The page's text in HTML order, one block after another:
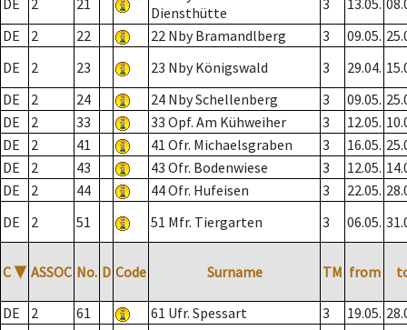
DE 2 21
Diensthütte
3 13.05.
DE
2 22 22 Nby Bramandlberg 3 09.05.
DE
2 23 23 Nby Königswald 3 29.04.
DE
2 24 24 Nby Schellenberg 3 09.05.
DE
2 33 33 Opf. Am Kühweiher 3 12.05.
DE
2 41 41 Ofr. Michaelsgraben 3 16.05.
DE
2 43 43 Ofr. Bodenwiese 3 12.05.
DE
2 44 44 Ofr. Hufeisen 3 22.05.
DE
2 51 51 Mfr. Tiergarten 3 06.05.
C ▼ ASSOC No. D Code Surname TM from
DE 2 61 61 Ufr. Spessart 3 19.05.